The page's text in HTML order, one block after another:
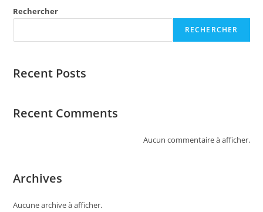
Rechercher
RECHERCHER
Recent Posts
Recent Comments
Aucun commentaire à afficher.
Archives
Aucune archive à afficher.